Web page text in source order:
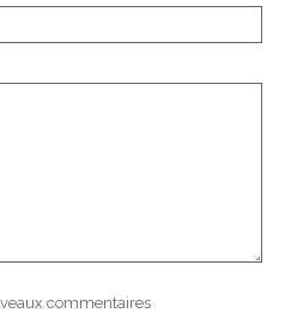
commentaires